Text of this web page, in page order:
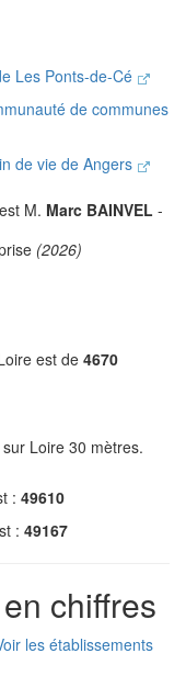
Les Ponts-de-Cé
de communes
de vie de Angers
M. Marc BAINVEL -
(2026)
est de 4670
Loire 30 mètres.
: 49610
: 49167
chiffres
les établissements